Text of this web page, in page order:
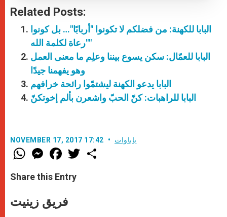
Related Posts:
البابا للكهنة: من فضلكم لا تكونوا "أربابًا"… بل كونوا
"رعاة لكلمة الله"
البابا للعمّال: سكن يسوع بيننا وعلِم ما معنى العمل
وهو يفهمنا جيدًا
البابا يدعو الكهنة ليشتمّوا رائحة خرافهم
البابا للراهبات: كنّ الحبّ واشعرن بألم إخوتكنّ
NOVEMBER 17, 2017 17:42 باباوات
W
h
t
s
p
p
M
e
s
e
g
e
F
a
e
b
o
k
w
Share this Entry
فريق زينيت